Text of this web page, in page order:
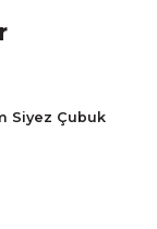
Siyez Çubuk